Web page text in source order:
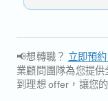
📢想轉職？ 立即預
業顧問團隊為您提
到理想 offer，讓您